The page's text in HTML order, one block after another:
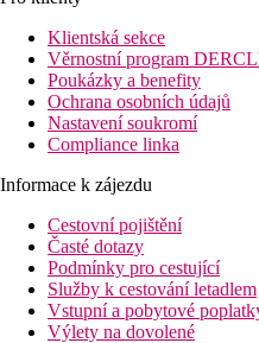
Pláž
Lehátka a slunečníky na
Plážová dovolená
Bazény
Fotogalerie
Klientská sekce
Věrnostní program
Poukázky a benefity
Ochrana osobních údajů
Nastavení soukromí
Compliance linka
Informace k zájezdu
Cestovní pojištění
Časté dotazy
Podmínky pro cestující
Služby k cestování letadlem
Vstupní a pobytové
Výlety na dovolené